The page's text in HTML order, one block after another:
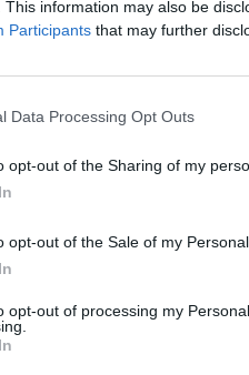
This information may also be
Participants that may further
Data Processing Opt Outs
opt-out of the Sharing of my
opt-out of the Sale of my Personal
opt-out of processing my
μας στα αποτελέσματα
on Google
Χρήστος
με τη σειρά της μέσα